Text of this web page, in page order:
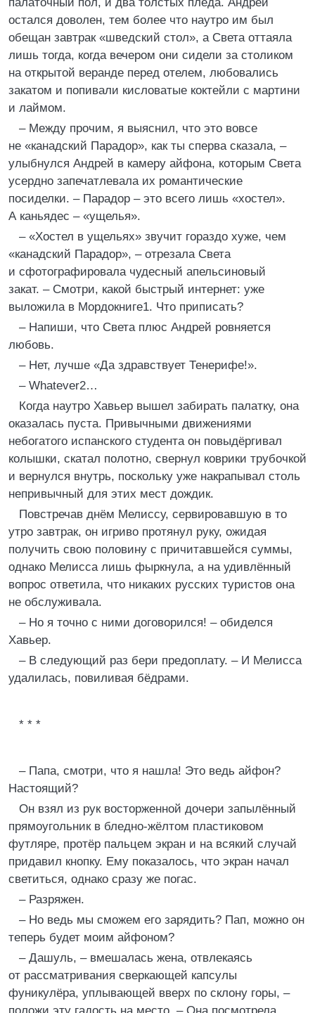
остался доволен, тем более что наутро им был
обещан завтрак «шведский стол», а Света оттаяла
лишь тогда, когда вечером они сидели за столиком
на открытой веранде перед отелем, любовались
закатом и попивали кисловатые коктейли с мартини
и лаймом.
– Между прочим, я выяснил, что это вовсе
не «канадский Парадор», как ты сперва сказала, –
улыбнулся Андрей в камеру айфона, которым Света
усердно запечатлевала их романтические
посиделки. – Парадор – это всего лишь «хостел».
А каньядес – «ущелья».
– «Хостел в ущельях» звучит гораздо хуже, чем
«канадский Парадор», – отрезала Света
и сфотографировала чудесный апельсиновый
закат. – Смотри, какой быстрый интернет: уже
выложила в Мордокниге1. Что приписать?
– Напиши, что Света плюс Андрей ровняется
любовь.
– Нет, лучше «Да здравствует Тенерифе!».
– Whatever2…
Когда наутро Хавьер вышел забирать палатку, она
оказалась пуста. Привычными движениями
небогатого испанского студента он повыдёргивал
колышки, скатал полотно, свернул коврики трубочкой
и вернулся внутрь, поскольку уже накрапывал столь
непривычный для этих мест дождик.
Повстречав днём Мелиссу, сервировавшую в то
утро завтрак, он игриво протянул руку, ожидая
получить свою половину с причитавшейся суммы,
однако Мелисса лишь фыркнула, а на удивлённый
вопрос ответила, что никаких русских туристов она
не обслуживала.
– Но я точно с ними договорился! – обиделся
Хавьер.
– В следующий раз бери предоплату. – И Мелисса
удалилась, повиливая бёдрами.
* * *
– Папа, смотри, что я нашла! Это ведь айфон?
Настоящий?
Он взял из рук восторженной дочери запылённый
прямоугольник в бледно-жёлтом пластиковом
футляре, протёр пальцем экран и на всякий случай
придавил кнопку. Ему показалось, что экран начал
светиться, однако сразу же погас.
– Разряжен.
– Но ведь мы сможем его зарядить? Пап, можно он
теперь будет моим айфоном?
– Дашуль, – вмешалась жена, отвлекаясь
от рассматривания сверкающей капсулы
фуникулёра, уплывающей вверх по склону горы, –